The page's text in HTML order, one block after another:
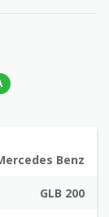
Benz
GLB 200